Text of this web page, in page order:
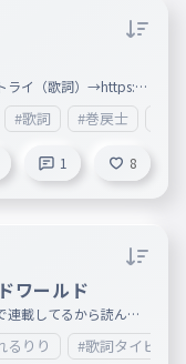
ライ（歌詞）→https://
運命の巻戻士
#歌詞 #巻戻士
1 8
ワールド
連載してるから読んで
で教えてね
るりり #歌詞タイピング